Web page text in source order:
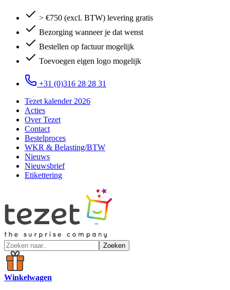
> €750 (excl. BTW) levering gratis
Bezorging wanneer je dat wenst
Bestellen op factuur mogelijk
Toevoegen eigen logo mogelijk
+31 (0)316 28 28 31
Tezet kalender 2026
Acties
Over Tezet
Contact
Bestelproces
WKR & Belasting/BTW
Nieuws
Nieuwsbrief
Etikettering
Zoeken
Winkelwagen